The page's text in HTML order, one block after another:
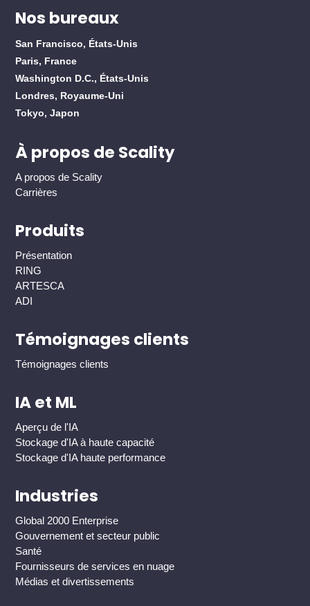
Nos bureaux
San Francisco, États-Unis
Paris, France
Washington D.C., États-Unis
Londres, Royaume-Uni
Tokyo, Japon
À propos de Scality
A propos de Scality
Carrières
Produits
Présentation
RING
ARTESCA
ADI
Témoignages clients
Témoignages clients
IA et ML
Aperçu de l'IA
Stockage d'IA à haute capacité
Stockage d'IA haute performance
Industries
Global 2000 Enterprise
Gouvernement et secteur public
Santé
Fournisseurs de services en nuage
Médias et divertissements